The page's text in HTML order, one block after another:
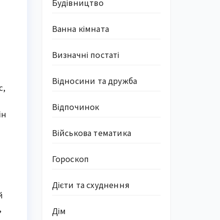
Будівництво
Ванна кімната
Визначні постаті
Відносини та дружба
Відпочинок
Військова тематика
Гороскоп
Дієти та схуднення
Дім